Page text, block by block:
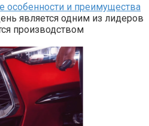
особенности и преимущества
является одним из лидеров
производством